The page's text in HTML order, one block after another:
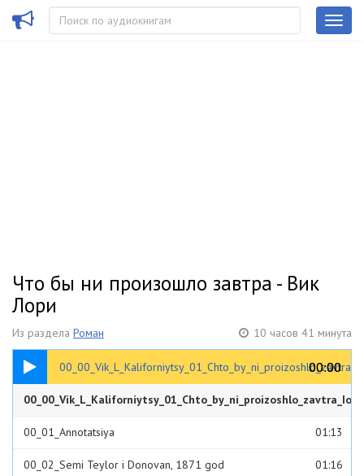
Что бы ни произошло завтра - Вик
Лори
Из раздела Роман 10 часов 41 минута
00:00
00:00
00:34
00:34
00_01_Annotatsiya 01:13
00_02_Semi Teylor i Donovan, 1871 god 01:16